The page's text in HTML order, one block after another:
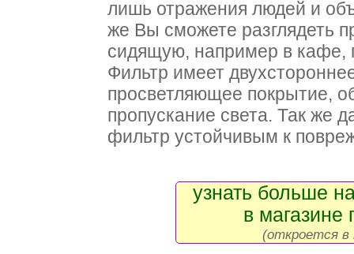
лишь отражения людей и
же Вы сможете разглядеть
сидящую, например в кафе,
Фильтр имеет
просветляющее покрытие,
пропускание света. Так же
фильтр устойчивым к
узнать больше
в магазине
(откроется в